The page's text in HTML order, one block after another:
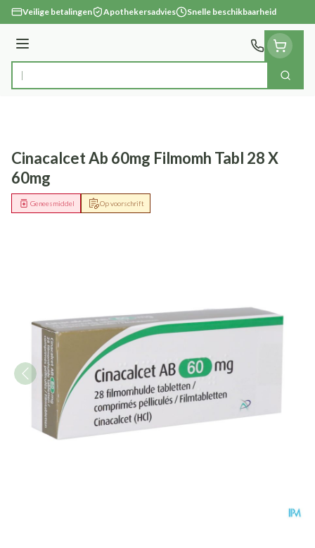
Ga naar de inhoud
Veilige betalingen Apothekersadvies Snelle beschikbaarheid
Menu
Product, merk, categorie... Zoek
Cinacalcet Ab 60mg Filmomh Tabl 28 X
60mg
Op voorschrift
Geneesmiddel